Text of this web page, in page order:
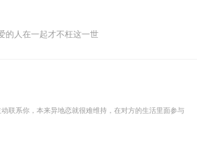
人在一起才不枉这一世
联系你，本来异地恋就很难维持，在对方的生活里面参与